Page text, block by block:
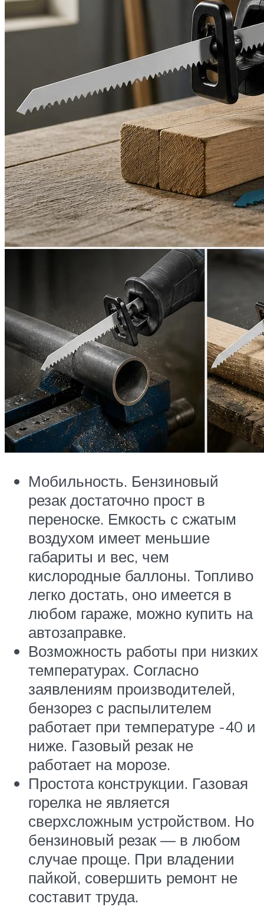
Мобильность. Бензиновый
резак достаточно прост в
переноске. Емкость с сжатым
воздухом имеет меньшие
габариты и вес, чем
кислородные баллоны. Топливо
легко достать, оно имеется в
любом гараже, можно купить на
автозаправке.
Возможность работы при низких
температурах. Согласно
заявлениям производителей,
бензорез с распылителем
работает при температуре -40 и
ниже. Газовый резак не
работает на морозе.
Простота конструкции. Газовая
горелка не является
сверхсложным устройством. Но
бензиновый резак — в любом
случае проще. При владении
пайкой, совершить ремонт не
составит труда.